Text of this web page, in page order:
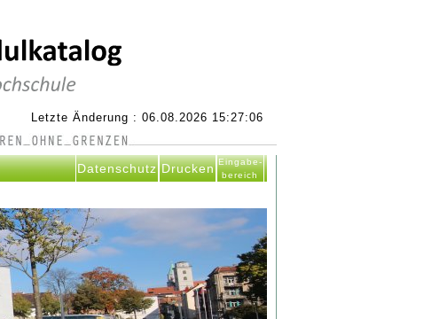
Letzte Änderung : 06.08.2026 15:27:06
Datenschutz Drucken Eingabe-
bereich